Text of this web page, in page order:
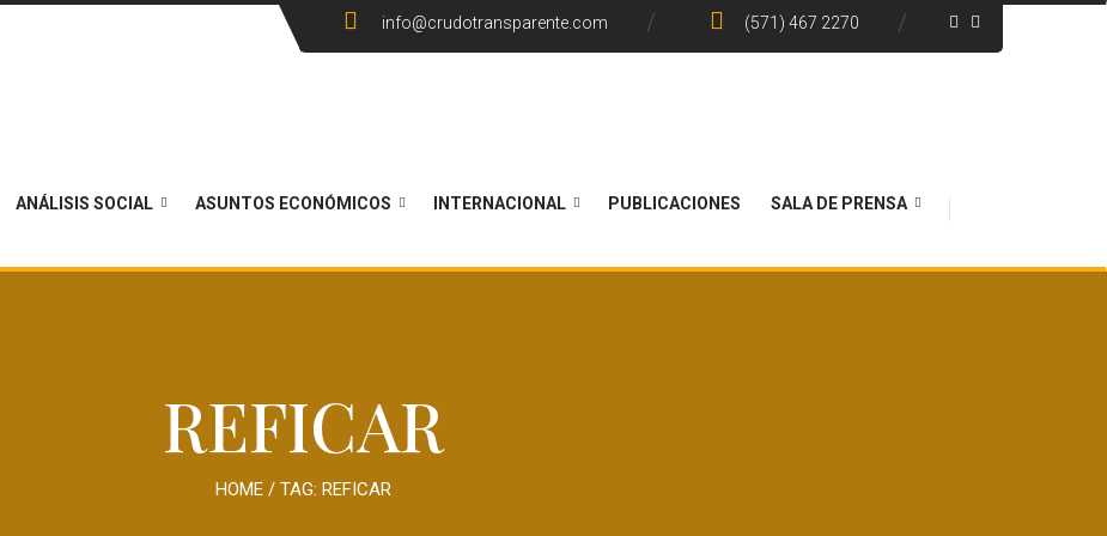
info@crudotransparente.com (571) 467 2270
ANÁLISIS SOCIAL ASUNTOS ECONÓMICOS INTERNACIONAL PUBLICACIONES SALA DE PRENSA
REFICAR
HOME/ TAG: REFICAR